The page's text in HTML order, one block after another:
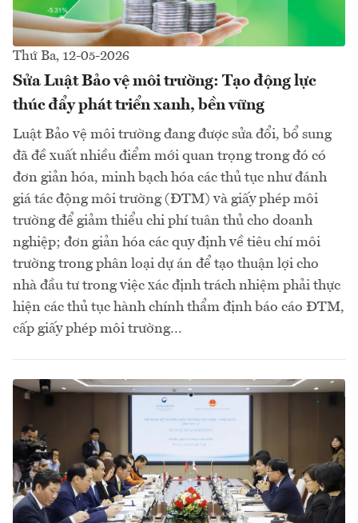
Thứ Ba, 12-05-2026
Sửa Luật Bảo vệ môi trường: Tạo động lực
thúc đẩy phát triển xanh, bền vững
Luật Bảo vệ môi trường đang được sửa đổi, bổ sung
đã đề xuất nhiều điểm mới quan trọng trong đó có
đơn giản hóa, minh bạch hóa các thủ tục như đánh
giá tác động môi trường (ĐTM) và giấy phép môi
trường để giảm thiểu chi phí tuân thủ cho doanh
nghiệp; đơn giản hóa các quy định về tiêu chí môi
trường trong phân loại dự án để tạo thuận lợi cho
nhà đầu tư trong việc xác định trách nhiệm phải thực
hiện các thủ tục hành chính thẩm định báo cáo ĐTM,
cấp giấy phép môi trường…